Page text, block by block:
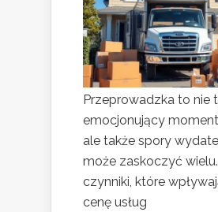
Przeprowadzka to nie
emocjonujący
ale także spory
może zaskoczyć
czynniki, które
cenę usług